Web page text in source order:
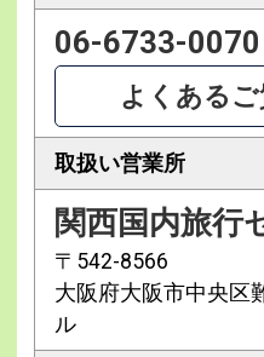
06-6733-0070
よくある
取扱い営業所
関西国内旅行
〒542-8566
大阪府大阪市中央
ル